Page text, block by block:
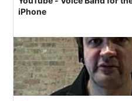
iPhone